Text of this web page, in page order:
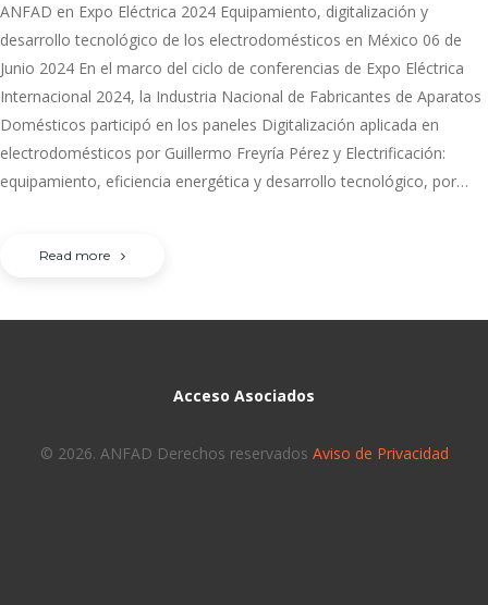
ANFAD en Expo Eléctrica 2024 Equipamiento, digitalización y
desarrollo tecnológico de los electrodomésticos en México 06 de
Junio 2024 En el marco del ciclo de conferencias de Expo Eléctrica
Internacional 2024, la Industria Nacional de Fabricantes de Aparatos
Domésticos participó en los paneles Digitalización aplicada en
electrodomésticos por Guillermo Freyría Pérez y Electrificación:
equipamiento, eficiencia energética y desarrollo tecnológico, por…
Read more
Acceso Asociados
© 2026. ANFAD Derechos reservados Aviso de Privacidad